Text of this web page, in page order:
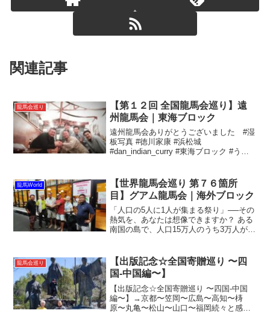
関連記事
龍馬会巡り
【第１２回 全国龍馬会巡り】遠
州龍馬会｜東海ブロック
遠州龍馬会ありがとうございました #湿
板写真 #徳川家康 #浜松城
#dan_indian_curry #東海ブロック #うな
龍馬World
【世界龍馬会巡り 第７６箇所
目】グアム龍馬会｜海外ブロック
「人口の5人に1人が集まる祭り」──その
熱気を、あなたは想像できますか？ ある
南国の島で、人口15万人のうち3万人が集
り」と「神輿」が飛び交う、まさに“和の
熱狂”が渦巻く...
龍馬会巡り
【出版記念☆全国寄贈巡り 〜四
国-中国編〜】
【出版記念☆全国寄贈巡り 〜四国-中国
編〜】→京都〜笠岡〜広島〜高知〜梼
原〜丸亀〜松山〜山口〜福岡続々と感想